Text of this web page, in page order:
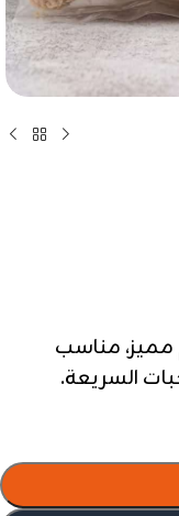
مناسب
السريعة.